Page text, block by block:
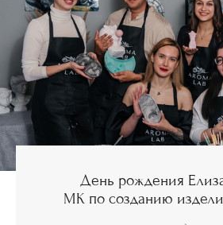
День рождения
МК по созданию